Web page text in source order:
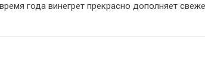
года винегрет прекрасно дополняет